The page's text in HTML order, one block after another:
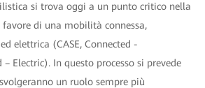
si trova oggi a un punto critico nella
di una mobilità connessa,
elettrica (CASE, Connected -
Electric). In questo processo si prevede
un ruolo sempre più